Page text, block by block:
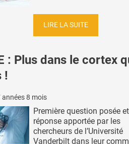
LIRE LA SUITE
: Plus dans le cortex
!
années 8 mois
Première question posée et
réponse apportée par les
chercheurs de l’Université
Vanderbilt dans leur